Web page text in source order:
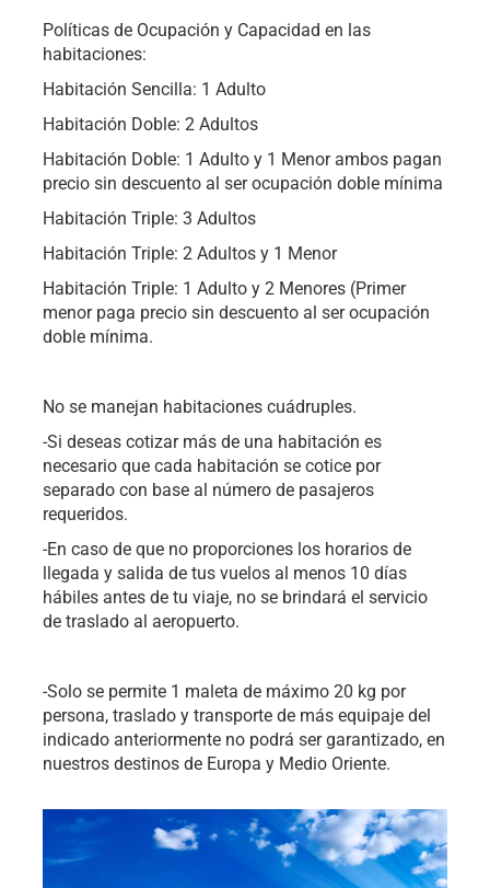
Políticas de Ocupación y Capacidad en las
habitaciones:
Habitación Sencilla: 1 Adulto
Habitación Doble: 2 Adultos
Habitación Doble: 1 Adulto y 1 Menor ambos pagan
precio sin descuento al ser ocupación doble mínima
Habitación Triple: 3 Adultos
Habitación Triple: 2 Adultos y 1 Menor
Habitación Triple: 1 Adulto y 2 Menores (Primer
menor paga precio sin descuento al ser ocupación
doble mínima.
No se manejan habitaciones cuádruples.
-Si deseas cotizar más de una habitación es
necesario que cada habitación se cotice por
separado con base al número de pasajeros
requeridos.
-En caso de que no proporciones los horarios de
llegada y salida de tus vuelos al menos 10 días
hábiles antes de tu viaje, no se brindará el servicio
de traslado al aeropuerto.
-Solo se permite 1 maleta de máximo 20 kg por
persona, traslado y transporte de más equipaje del
indicado anteriormente no podrá ser garantizado, en
nuestros destinos de Europa y Medio Oriente.